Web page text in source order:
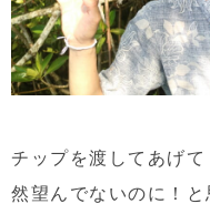
チップを渡してあげ
然望んでないのに！